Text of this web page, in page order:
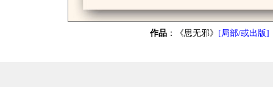
作品 ：《思无邪》 [局部/或出版]